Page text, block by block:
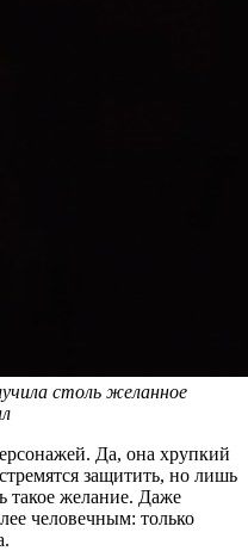
столь желанное
Да, она хрупкий
защитить, но лишь
такое желание. Даже
человечным: только